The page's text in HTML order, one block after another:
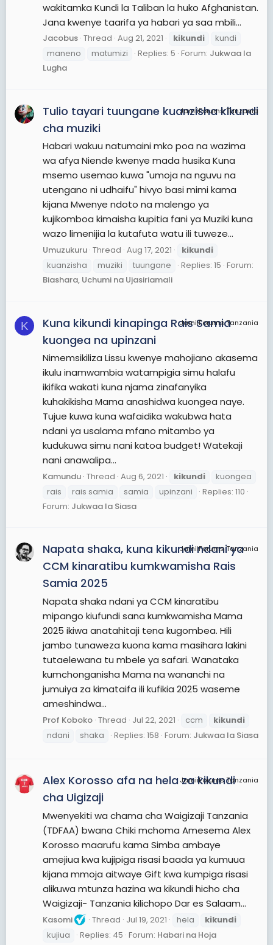
wakitamka Kundi la Taliban la huko Afghanistan.
Jana kwenye taarifa ya habari ya saa mbili...
Jacobus Thread Aug 21, 2021 kikundi
kundi
maneno
matumizi Replies: 5 Forum: Jukwaa la
Lugha
JamiiForums Tanzania
Tulio tayari tuungane kuanzisha kikundi
cha muziki
Habari wakuu natumaini mko poa na wazima
wa afya Niende kwenye mada husika Kuna
msemo usemao kuwa "umoja na nguvu na
utengano ni udhaifu" hivyo basi mimi kama
kijana Mwenye ndoto na malengo ya
kujikomboa kimaisha kupitia fani ya Muziki kuna
wazo limenijia la kutafuta watu ili tuweze...
Umuzukuru Thread Aug 17, 2021
kikundi
kuanzisha
muziki tuungane Replies: 15 Forum:
Biashara, Uchumi na Ujasiriamali
K JamiiForums Tanzania
Kuna kikundi kinapinga Rais Samia
kuongea na upinzani
Nimemsikiliza Lissu kwenye mahojiano akasema
ikulu inamwambia watampigia simu halafu
ikifika wakati kuna njama zinafanyika
kuhakikisha Mama anashidwa kuongea naye.
Tujue kuwa kuna wafaidika wakubwa hata
ndani ya usalama mfano mitambo ya
kudukuwa simu nani katoa budget! Watekaji
nani anawalipa...
Kamundu Thread Aug 6, 2021 kikundi
kuongea
rais
rais samia samia upinzani
Replies: 110
Forum: Jukwaa la Siasa
JamiiForums Tanzania
Napata shaka, kuna kikundi ndani ya
CCM kinaratibu kumkwamisha Rais
Samia 2025
Napata shaka ndani ya CCM kinaratibu
mipango kiufundi sana kumkwamisha Mama
2025 ikiwa anatahitaji tena kugombea. Hili
jambo tunaweza kuona kama masihara lakini
tutaelewana tu mbele ya safari. Wanataka
kumchonganisha Mama na wananchi na
jumuiya za kimataifa ili kufikia 2025 waseme
ameshindwa...
Prof Koboko Thread Jul 22, 2021 ccm
kikundi
ndani
shaka Replies: 158 Forum: Jukwaa la Siasa
JamiiForums Tanzania
Alex Korosso afa na hela za kikundi
cha Uigizaji
Mwenyekiti wa chama cha Waigizaji Tanzania
(TDFAA) bwana Chiki mchoma Amesema Alex
Korosso maarufu kama Simba ambaye
amejiua kwa kujipiga risasi baada ya kumuua
kijana mmoja aitwaye Gift kwa kumpiga risasi
alikuwa mtunza hazina wa kikundi hicho cha
Waigizaji- Tanzania kilichopo Dar es Salaam...
Kasomi Thread Jul 19, 2021 hela
kikundi
kujiua
Replies: 45 Forum: Habari na Hoja